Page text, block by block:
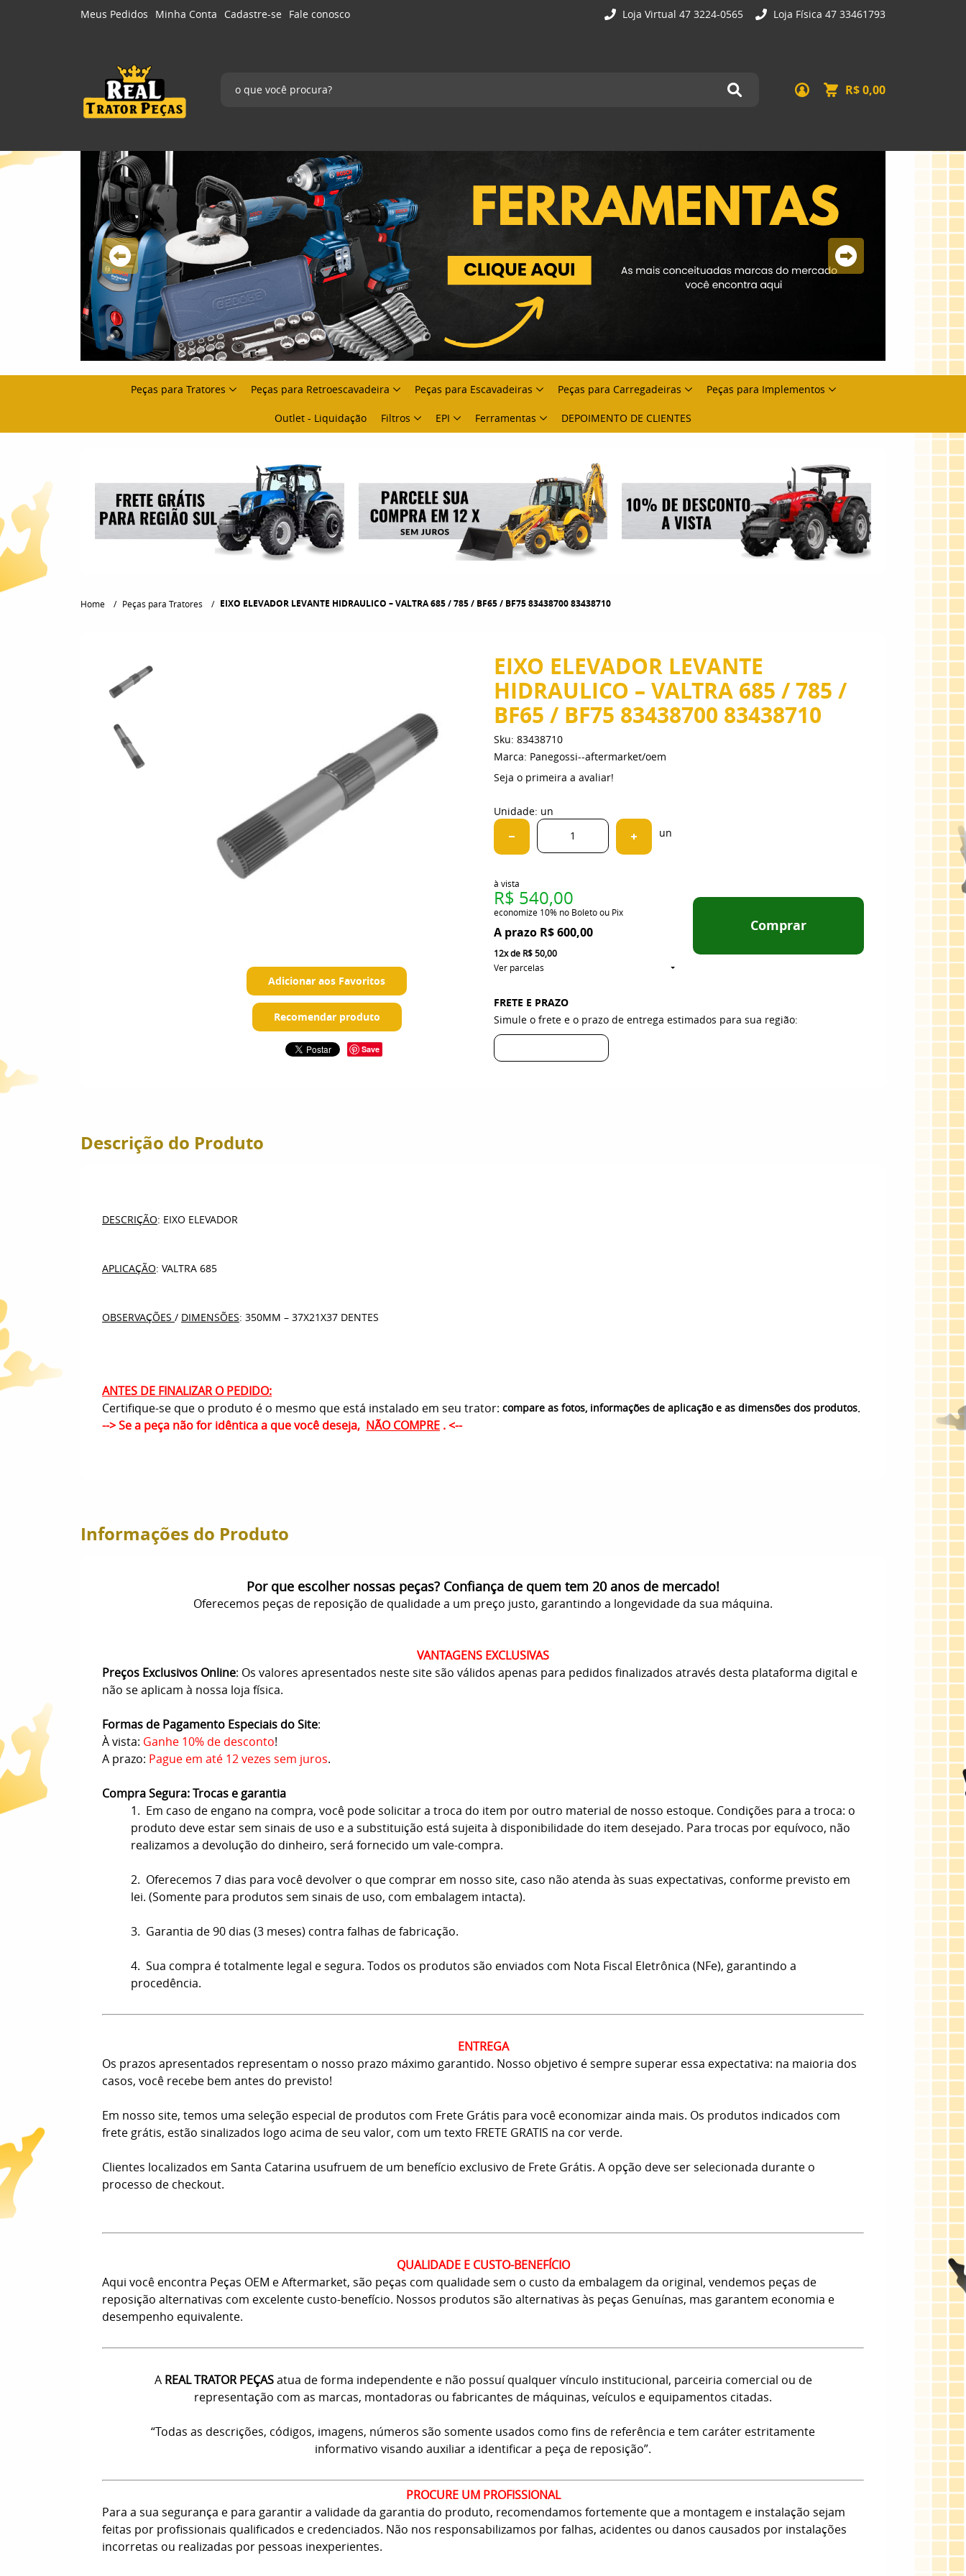
Meus Pedidos Minha Conta Cadastre-se Fale conosco Loja Virtual 47 3224-0565 Loja Física 47 33461793
R$ 0,00
Peças para Tratores Peças para Retroescavadeira Peças para Escavadeiras Peças para Carregadeiras Peças para Implementos
Outlet - Liquidação Filtros EPI Ferramentas DEPOIMENTO DE CLIENTES
Home Peças para Tratores EIXO ELEVADOR LEVANTE HIDRAULICO – VALTRA 685 / 785 / BF65 / BF75 83438700 83438710
Adicionar aos Favoritos
Recomendar produto
Save
EIXO ELEVADOR LEVANTE
HIDRAULICO – VALTRA 685 / 785 /
BF65 / BF75 83438700 83438710
Sku: 83438710
Marca: Panegossi--aftermarket/oem
Seja o primeira a avaliar!
Unidade: un
un
R$ 600,00
à vista
R$ 540,00
economize 10% no Boleto ou Pix
12xde R$ 50,00
Ver parcelas
Comprar
FRETE E PRAZO
Simule o frete e o prazo de entrega estimados para sua região:
Descrição do Produto
DESCRIÇÃO: EIXO ELEVADOR
APLICAÇÃO: VALTRA 685
OBSERVAÇÕES / DIMENSÕES: 350MM – 37X21X37 DENTES
ANTES DE FINALIZAR O PEDIDO:
Certifique-se que o produto é o mesmo que está instalado em seu trator: compare as fotos, informações de aplicação e as dimensões dos produtos.
--> Se a peça não for idêntica a que você deseja, NÃO COMPRE . <--
Informações do Produto
Por que escolher nossas peças? Confiança de quem tem 20 anos de mercado!
Oferecemos peças de reposição de qualidade a um preço justo, garantindo a longevidade da sua máquina.
VANTAGENS EXCLUSIVAS
Preços Exclusivos Online: Os valores apresentados neste site são válidos apenas para pedidos finalizados através desta plataforma digital e
não se aplicam à nossa loja física.
Formas de Pagamento Especiais do Site:
À vista: Ganhe 10% de desconto!
A prazo: Pague em até 12 vezes sem juros.
Compra Segura: Trocas e garantia
1. Em caso de engano na compra, você pode solicitar a troca do item por outro material de nosso estoque. Condições para a troca: o
produto deve estar sem sinais de uso e a substituição está sujeita à disponibilidade do item desejado. Para trocas por equívoco, não
realizamos a devolução do dinheiro, será fornecido um vale-compra.
2. Oferecemos 7 dias para você devolver o que comprar em nosso site, caso não atenda às suas expectativas, conforme previsto em
lei. (Somente para produtos sem sinais de uso, com embalagem intacta).
3. Garantia de 90 dias (3 meses) contra falhas de fabricação.
4. Sua compra é totalmente legal e segura. Todos os produtos são enviados com Nota Fiscal Eletrônica (NFe), garantindo a
procedência.
ENTREGA
Os prazos apresentados representam o nosso prazo máximo garantido. Nosso objetivo é sempre superar essa expectativa: na maioria dos
casos, você recebe bem antes do previsto!
Em nosso site, temos uma seleção especial de produtos com Frete Grátis para você economizar ainda mais. Os produtos indicados com
frete grátis, estão sinalizados logo acima de seu valor, com um texto FRETE GRATIS na cor verde.
Clientes localizados em Santa Catarina usufruem de um benefício exclusivo de Frete Grátis. A opção deve ser selecionada durante o
processo de checkout.
QUALIDADE E CUSTO-BENEFÍCIO
Aqui você encontra Peças OEM e Aftermarket, são peças com qualidade sem o custo da embalagem da original, vendemos peças de
reposição alternativas com excelente custo-benefício. Nossos produtos são alternativas às peças Genuínas, mas garantem economia e
desempenho equivalente.
A REAL TRATOR PEÇASatua de forma independente e não possuí qualquer vínculo institucional, parceiria comercial ou de
representação com as marcas, montadoras ou fabricantes de máquinas, veículos e equipamentos citadas.
“Todas as descrições, códigos, imagens, números são somente usados como fins de referência e tem caráter estritamente
informativo visando auxiliar a identificar a peça de reposição”.
PROCURE UM PROFISSIONAL
Para a sua segurança e para garantir a validade da garantia do produto, recomendamos fortemente que a montagem e instalação sejam
feitas por profissionais qualificados e credenciados. Não nos responsabilizamos por falhas, acidentes ou danos causados por instalações
incorretas ou realizadas por pessoas inexperientes.